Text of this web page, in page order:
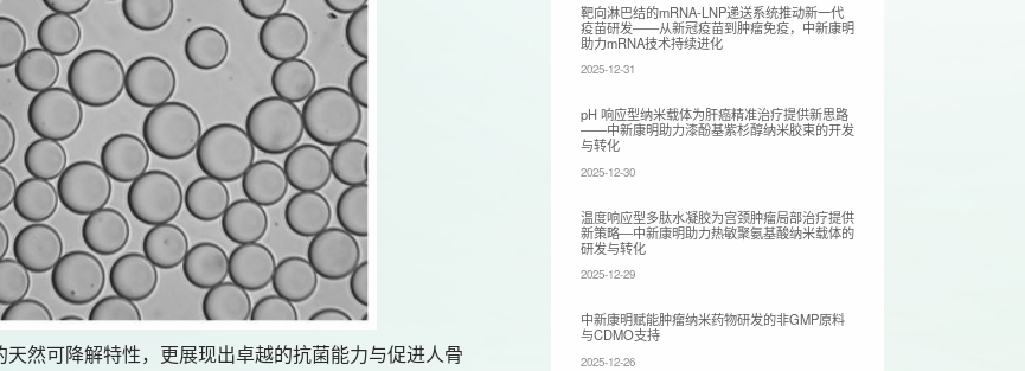
然可降解特性，更展现出卓越的抗菌能力与促进人骨
靶向淋巴结的mRNA-LNP递送系统推动新一代
疫苗研发——从新冠疫苗到肿瘤免疫，中新康明
助力mRNA技术持续进化
2025-12-31
pH 响应型纳米载体为肝癌精准治疗提供新思路
——中新康明助力漆酚基紫杉醇纳米胶束的开发
与转化
2025-12-30
温度响应型多肽水凝胶为宫颈肿瘤局部治疗提供
新策略—中新康明助力热敏聚氨基酸纳米载体的
研发与转化
2025-12-29
中新康明赋能肿瘤纳米药物研发的非GMP原料
与CDMO支持
2025-12-26